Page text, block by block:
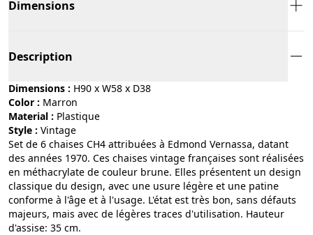
Dimensions
Description
Dimensions : H90 x W58 x D38
Color :
marron
Material :
plastique
Style :
vintage
Set de 6 chaises CH4 attribuées à Edmond Vernassa, datant
des années 1970. Ces chaises vintage françaises sont réalisées
en méthacrylate de couleur brune. Elles présentent un design
classique du design, avec une usure légère et une patine
conforme à l'âge et à l'usage. L'état est très bon, sans défauts
majeurs, mais avec de légères traces d'utilisation. Hauteur
d'assise: 35 cm.